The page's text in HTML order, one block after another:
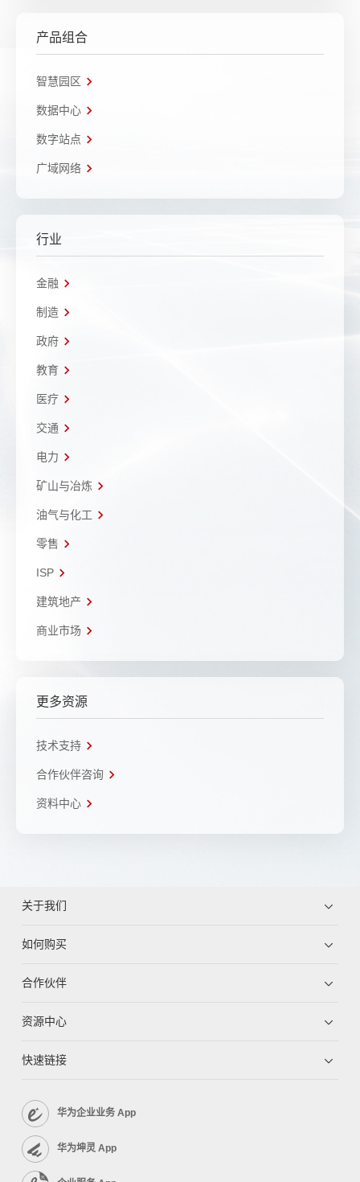
产品组合
智慧园区
数据中心
数字站点
广域网络
行业
金融
制造
政府
教育
医疗
交通
电力
矿山与冶炼
油气与化工
零售
ISP
建筑地产
商业市场
更多资源
技术支持
合作伙伴咨询
资料中心
关于我们
如何购买
合作伙伴
资源中心
快速链接
华为企业业务 App
华为坤灵 App